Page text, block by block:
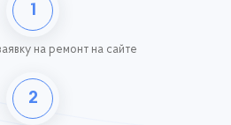
1
на ремонт на сайте
2